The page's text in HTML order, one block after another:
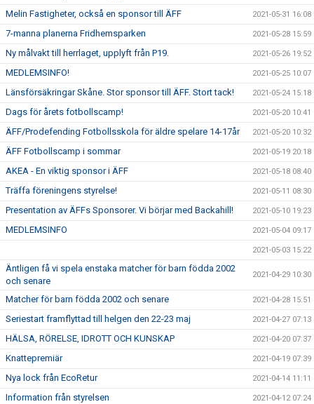
Melin Fastigheter, också en sponsor till ÄFF 2021-05-31 16:08
7-manna planerna Fridhemsparken 2021-05-28 15:59
Ny målvakt till herrlaget, upplyft från P19. 2021-05-26 19:52
MEDLEMSINFO! 2021-05-25 10:07
Länsförsäkringar Skåne. Stor sponsor till ÄFF. Stort tack! 2021-05-24 15:18
Dags för årets fotbollscamp! 2021-05-20 10:41
ÄFF/Prodefending Fotbollsskola för äldre spelare 14-17år 2021-05-20 10:32
ÄFF Fotbollscamp i sommar 2021-05-19 20:18
AKEA - En viktig sponsor i ÄFF 2021-05-18 08:40
Träffa föreningens styrelse! 2021-05-11 08:30
Presentation av ÄFFs Sponsorer. Vi börjar med Backahill! 2021-05-10 19:23
MEDLEMSINFO 2021-05-04 09:17
2021-05-03 15:22
Äntligen få vi spela enstaka matcher för barn födda 2002
och senare
2021-04-29 10:30
Matcher för barn födda 2002 och senare 2021-04-28 15:51
Seriestart framflyttad till helgen den 22-23 maj 2021-04-27 07:13
HÄLSA, RÖRELSE, IDROTT OCH KUNSKAP 2021-04-20 07:37
Knattepremiär 2021-04-19 07:39
Nya lock från EcoRetur 2021-04-14 11:11
Information från styrelsen 2021-04-12 07:24